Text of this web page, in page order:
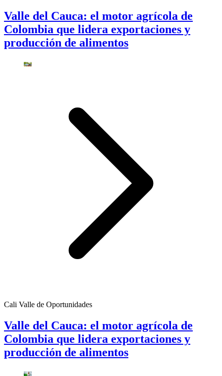
Valle del Cauca: el motor agrícola de
Colombia que lidera exportaciones y
producción de alimentos
Cali Valle de Oportunidades
Valle del Cauca: el motor agrícola de
Colombia que lidera exportaciones y
producción de alimentos